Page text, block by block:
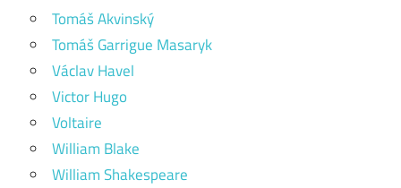
Tomáš Akvinský
Tomáš Garrigue Masaryk
Václav Havel
Victor Hugo
Voltaire
William Blake
William Shakespeare